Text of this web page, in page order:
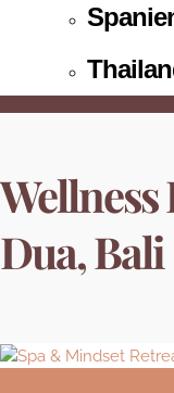
Wellness
Dua, Bali